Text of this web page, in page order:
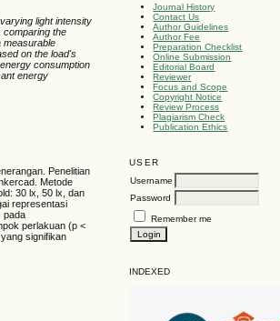
Journal History
Contact Us
Author Guidelines
Author Fee
Preparation Checklist
Online Submission
Editorial Board
Reviewer
Focus and Scope
Copyright Notice
Review Process
Plagiarism Check
Publication Ethics
USER
Username
Password
Remember me
INDEXED
light intensity
comparing the
measurable
on the load's
consumption
energy
Penelitian
Metode
30 lx, 50 lx, dan
representasi
pada
perlakuan (p <
signifikan